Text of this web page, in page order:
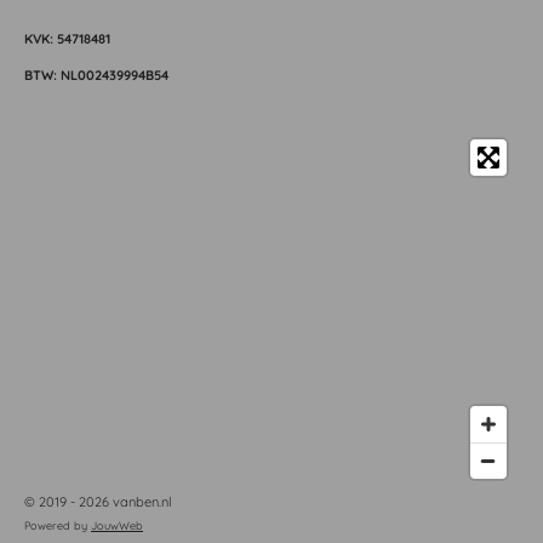
KVK: 54718481
BTW: NL002439994B54
© 2019 - 2026 vanben.nl
Powered by JouwWeb